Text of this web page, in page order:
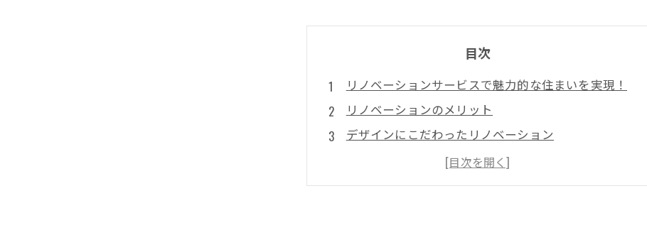
目次
リノベーションサービスで魅力的な住まいを実現！
リノベーションのメリット
デザインにこだわったリノベーション
安心のアフターフォロー
まとめ